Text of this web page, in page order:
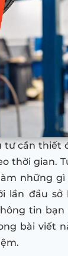
cần thiết
thời gian.
những
lần đầu sở
tin
bài viết